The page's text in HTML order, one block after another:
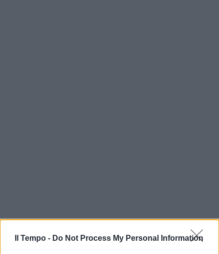
Il Tempo - Do Not Process My Personal Information
In evidenza